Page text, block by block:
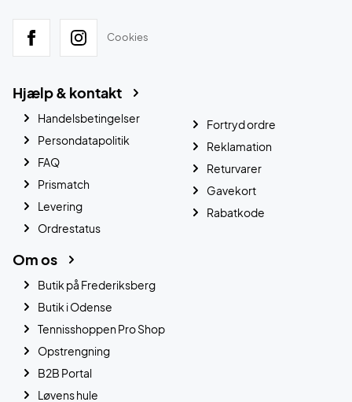
Cookies
Hjælp & kontakt
Handelsbetingelser
Persondatapolitik
FAQ
Prismatch
Levering
Ordrestatus
Fortryd ordre
Reklamation
Returvarer
Gavekort
Rabatkode
Om os
Butik på Frederiksberg
Butik i Odense
Tennisshoppen Pro Shop
Opstrengning
B2B Portal
Løvens hule